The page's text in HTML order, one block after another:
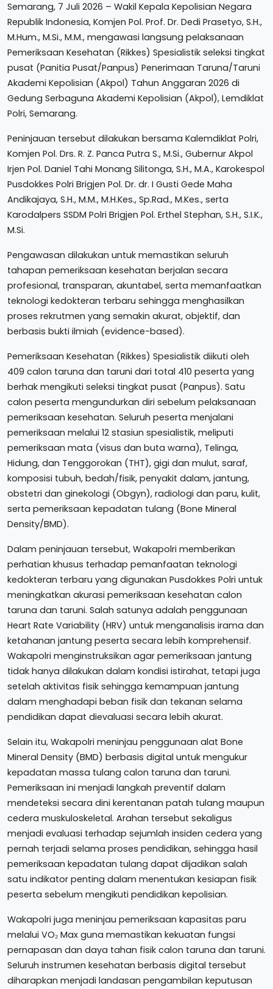
Semarang, 7 Juli 2026 – Wakil Kepala Kepolisian Negara
Republik Indonesia, Komjen Pol. Prof. Dr. Dedi Prasetyo, S.H.,
M.Hum., M.Si., M.M., mengawasi langsung pelaksanaan
Pemeriksaan Kesehatan (Rikkes) Spesialistik seleksi tingkat
pusat (Panitia Pusat/Panpus) Penerimaan Taruna/Taruni
Akademi Kepolisian (Akpol) Tahun Anggaran 2026 di
Gedung Serbaguna Akademi Kepolisian (Akpol), Lemdiklat
Polri, Semarang.
Peninjauan tersebut dilakukan bersama Kalemdiklat Polri,
Komjen Pol. Drs. R. Z. Panca Putra S., M.Si., Gubernur Akpol
Irjen Pol. Daniel Tahi Monang Silitonga, S.H., M.A., Karokespol
Pusdokkes Polri Brigjen Pol. Dr. dr. I Gusti Gede Maha
Andikajaya, S.H., M.M., M.H.Kes., Sp.Rad., M.Kes., serta
Karodalpers SSDM Polri Brigjen Pol. Erthel Stephan, S.H., S.I.K.,
M.Si.
Pengawasan dilakukan untuk memastikan seluruh
tahapan pemeriksaan kesehatan berjalan secara
profesional, transparan, akuntabel, serta memanfaatkan
teknologi kedokteran terbaru sehingga menghasilkan
proses rekrutmen yang semakin akurat, objektif, dan
berbasis bukti ilmiah (evidence-based).
Pemeriksaan Kesehatan (Rikkes) Spesialistik diikuti oleh
409 calon taruna dan taruni dari total 410 peserta yang
berhak mengikuti seleksi tingkat pusat (Panpus). Satu
calon peserta mengundurkan diri sebelum pelaksanaan
pemeriksaan kesehatan. Seluruh peserta menjalani
pemeriksaan melalui 12 stasiun spesialistik, meliputi
pemeriksaan mata (visus dan buta warna), Telinga,
Hidung, dan Tenggorokan (THT), gigi dan mulut, saraf,
komposisi tubuh, bedah/fisik, penyakit dalam, jantung,
obstetri dan ginekologi (Obgyn), radiologi dan paru, kulit,
serta pemeriksaan kepadatan tulang (Bone Mineral
Density/BMD).
Dalam peninjauan tersebut, Wakapolri memberikan
perhatian khusus terhadap pemanfaatan teknologi
kedokteran terbaru yang digunakan Pusdokkes Polri untuk
meningkatkan akurasi pemeriksaan kesehatan calon
taruna dan taruni. Salah satunya adalah penggunaan
Heart Rate Variability (HRV) untuk menganalisis irama dan
ketahanan jantung peserta secara lebih komprehensif.
Wakapolri menginstruksikan agar pemeriksaan jantung
tidak hanya dilakukan dalam kondisi istirahat, tetapi juga
setelah aktivitas fisik sehingga kemampuan jantung
dalam menghadapi beban fisik dan tekanan selama
pendidikan dapat dievaluasi secara lebih akurat.
Selain itu, Wakapolri meninjau penggunaan alat Bone
Mineral Density (BMD) berbasis digital untuk mengukur
kepadatan massa tulang calon taruna dan taruni.
Pemeriksaan ini menjadi langkah preventif dalam
mendeteksi secara dini kerentanan patah tulang maupun
cedera muskuloskeletal. Arahan tersebut sekaligus
menjadi evaluasi terhadap sejumlah insiden cedera yang
pernah terjadi selama proses pendidikan, sehingga hasil
pemeriksaan kepadatan tulang dapat dijadikan salah
satu indikator penting dalam menentukan kesiapan fisik
peserta sebelum mengikuti pendidikan kepolisian.
Wakapolri juga meninjau pemeriksaan kapasitas paru
melalui VO₂ Max guna memastikan kekuatan fungsi
pernapasan dan daya tahan fisik calon taruna dan taruni.
Seluruh instrumen kesehatan berbasis digital tersebut
diharapkan menjadi landasan pengambilan keputusan